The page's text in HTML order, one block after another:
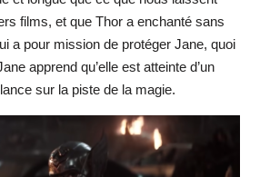
films, et que Thor a enchanté sans
a pour mission de protéger Jane, quoi
apprend qu’elle est atteinte d’un
sur la piste de la magie.